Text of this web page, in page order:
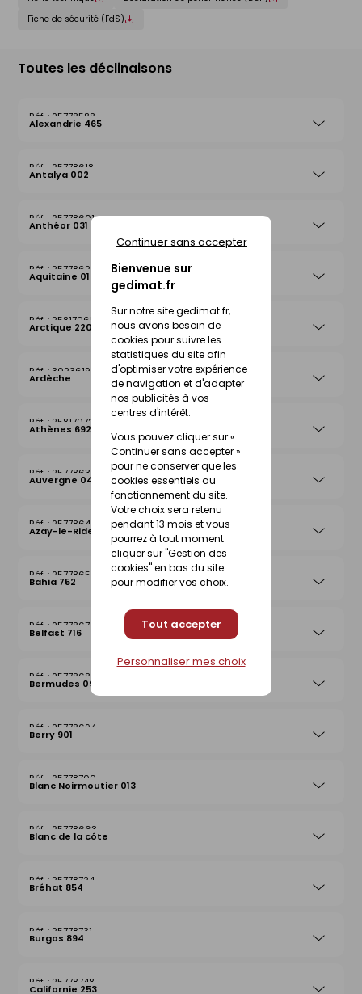
Bienvenue sur
gedimat.fr
Sur notre site gedimat.fr,
nous avons besoin de
cookies pour suivre les
statistiques du site afin
d'optimiser votre expérience
de navigation et d'adapter
nos publicités à vos
centres d'intérêt.
Vous pouvez cliquer sur «
Continuer sans accepter »
pour ne conserver que les
cookies essentiels au
fonctionnement du site.
Votre choix sera retenu
pendant 13 mois et vous
pourrez à tout moment
cliquer sur "Gestion des
cookies" en bas du site
pour modifier vos choix.
Tout accepter
Continuer sans accepter
Personnaliser mes choix
Fiche de sécurité (FdS)
Toutes les déclinaisons
25778588
Alexandrie 465
25778618
Antalya 002
25778601
Anthéor 031
25778625
Aquitaine 019
25817065
Arctique 220
30236199
Ardèche
25817072
Athènes 692
25778632
Auvergne 042
25778649
Azay-le-Rideau 026
25778656
Bahia 752
25778670
Belfast 716
25778687
Bermudes 097
25778694
Berry 901
25778700
Blanc Noirmoutier 013
25778663
Blanc de la côte
25778724
Bréhat 854
25778731
Burgos 894
25778748
Californie 253